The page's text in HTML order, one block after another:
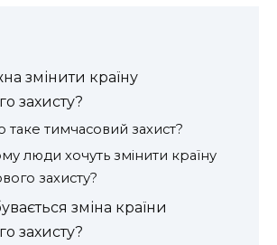
змінити країну
захисту?
таке тимчасовий захист?
люди хочуть змінити країну
захисту?
зміна країни
захисту?